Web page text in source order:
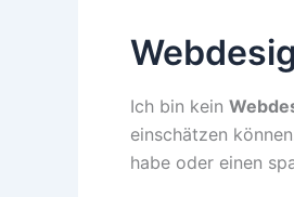
Ich bin kein
einschätzen
habe oder einen